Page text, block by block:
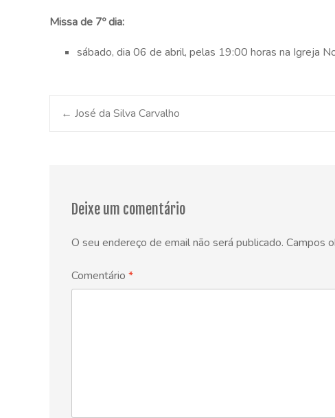
Missa de 7º dia:
sábado, dia 06 de abril, pelas 19:00 horas na Igreja
Post
← José da Silva Carvalho
Deixe um comentário
O seu endereço de email não será publicado. Campos
Comentário *